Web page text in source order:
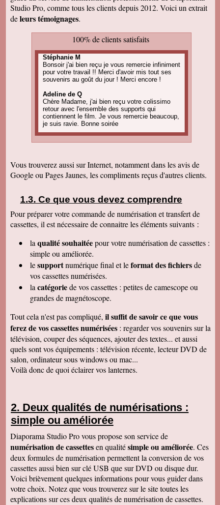
Studio Pro, comme tous les clients depuis 2012. Voici un extrait
deleurs témoignages.
100% de clients satisfaits
Stéphanie M
Bonsoir j'ai bien reçu je vous remercie infiniment
pour votre travail !! Merci d'avoir mis tout ses
souvenirs au goût du jour ! Merci encore !
Adeline de Q
Chère Madame, j'ai bien reçu votre colissimo
retour avec l'ensemble des supports qui
contiennent le film. Je vous remercie beaucoup,
je suis ravie. Bonne soirée
projets de commande, alors, sûrement à bientôt
! Cordialement
d'image est parfaite. Merci beaucoup
Nadine H
Bonjour, on a bien reçu le colis on vous
remercie beaucoup bonne journée
Christian R
Encore une belle expérience, comme la
première fois nous sommes ravis. Merci de
pouvoir nous faire revivre le passé Travail
raffiné, effectué consciencieusement , avec en
plus des délais et prix tout à fait corrects
À recommander sans hésitation
Les Alesiens
Bonjour, super ! Suite au super résultat de la
première cassette, mes grands-parents ont
décidé de toutes les faire pour pouvoir voir a
nouveau ces souvenirs sur la télé :)
Cordialement
Cécile M
Bonjour. Je viens de recevoir le colis et je suis
en train de regarder les films sur mon ordinateur.
Amandine L
Bonjour nous avons bien reçus les cassettes et
les vidéos sont supers ! Merci beaucoup
Cordialement,
Jean-Marie B
Colis bien reçu ça marche en direct sur la TV.
Merci beaucoup. Des amis vont vous contacter
de ma part. Bonne continuation
Alain L
Le service aux clients est un art Mme Masse
est une artiste qui aime son métier et se soucie
Vous trouverez aussi sur Internet, notamment dans les avis de
Google ou Pages Jaunes, les compliments reçus d'autres clients.
Ce que vous devez comprendre
Pour préparer votre commande de numérisation et transfert de
cassettes, il est nécessaire de connaitre les éléments suivants :
la qualité souhaitéepour votre numérisation de cassettes :
simple ou améliorée.
lesupportnumérique final et leformat des fichiersde
vos cassettes numérisées.
la catégoriede vos cassettes : petites de camescope ou
grandes de magnétoscope.
Tout cela n'est pas compliqué, il suffit de savoir ce que vous
ferez de vos cassettes numérisées : regarder vos souvenirs sur la
télévision, couper des séquences, ajouter des textes... et aussi
quels sont vos équipements : télévision récente, lecteur DVD de
salon, ordinateur sous windows ou mac...
Voilà donc de quoi éclairer vos lanternes.
Deux qualités de numérisations :
simple ou améliorée
Diaporama Studio Pro vous propose son service de
numérisation de cassettesen qualitésimple ou améliorée. Ces
deux formules de numérisation permettent la conversion de vos
cassettes aussi bien sur clé USB que sur DVD ou disque dur.
Voici brièvement quelques informations pour vous guider dans
votre choix. Notez que vous trouverez sur le site toutes les
explications sur ces deux qualités de numérisation de cassettes.